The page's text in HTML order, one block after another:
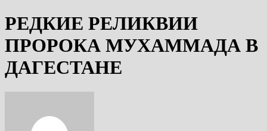
РЕДКИЕ РЕЛИКВИИ
ПРОРОКА МУХАММАДА В
ДАГЕСТАНЕ